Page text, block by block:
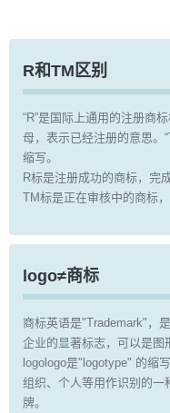
R和TM区别
“R”是国际上通用的注册商
母，表示已经注册的意思。
缩写。
R标是注册成功的商标，完
TM标是正在审核中的商标
logo≠商标
商标英语是"Trademark"，
企业的显著标志，可以是图
logologo是"logotype" 的缩
组织、个人等用作识别的一
牌。